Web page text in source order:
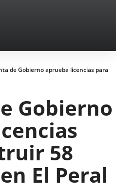
de Gobierno aprueba licencias para
Gobierno
58
El Peral